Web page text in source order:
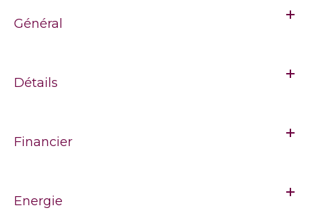
Général
Détails
Financier
Energie